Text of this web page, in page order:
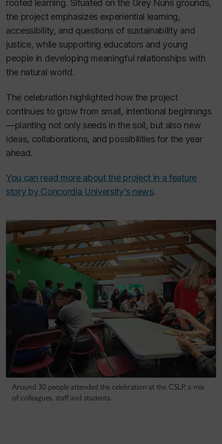
rooted learning. Situated on the Grey Nuns grounds,
the project emphasizes experiential learning,
accessibility, and questions of sustainability and
justice, while supporting educators and young
people in developing meaningful relationships with
the natural world.
The celebration highlighted how the project
continues to grow from small, intentional beginnings
—planting not only seeds in the soil, but also new
ideas, collaborations, and possibilities for the year
ahead.
You can read more about the project in a feature
story by Concordia University’s news.
Around 30 people attended the celebration at the CSLP, a mix
of colleagues, staff and students.